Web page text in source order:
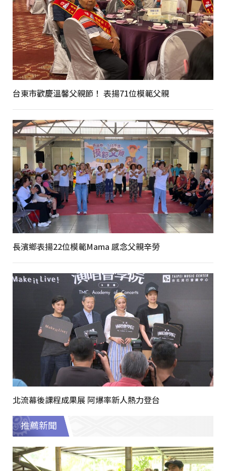
台東市歡慶溫馨父親節！ 表揚71位模範父親
長濱鄉表揚22位模範Mama 感念父親辛勞
北流幕後課程成果展 阿爆率新人熱力登台
推薦新聞